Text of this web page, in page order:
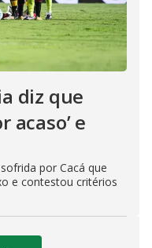
diz que
acaso’ e
por Cacá que
e contestou critérios